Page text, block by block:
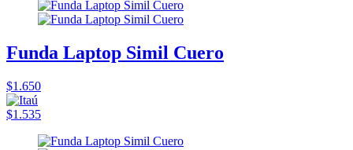
Funda Laptop Simil Cuero
$1.650
$1.535